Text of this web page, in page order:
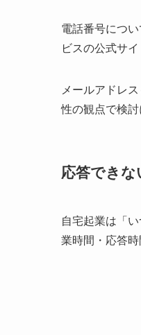
電話番号につ
ビスの公式サイ
メールアドレ
性の観点で検
応答できな
自宅起業は「
業時間・応答